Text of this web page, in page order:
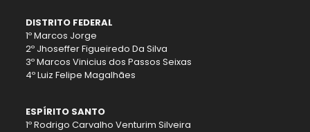
DISTRITO FEDERAL
1º Marcos Jorge
2º Jhoseffer Figueiredo Da Silva
3º Marcos Vinicius dos Passos Seixas
4º Luiz Felipe Magalhães
ESPÍRITO SANTO
1º Rodrigo Carvalho Venturim Silveira